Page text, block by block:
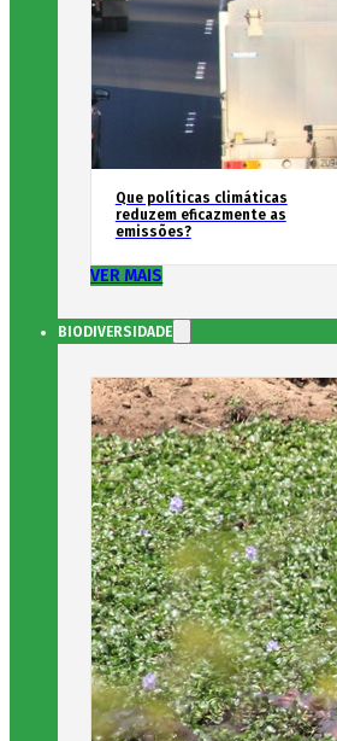
Que políticas climáticas
reduzem eficazmente as
emissões?
VER MAIS
BIODIVERSIDADE